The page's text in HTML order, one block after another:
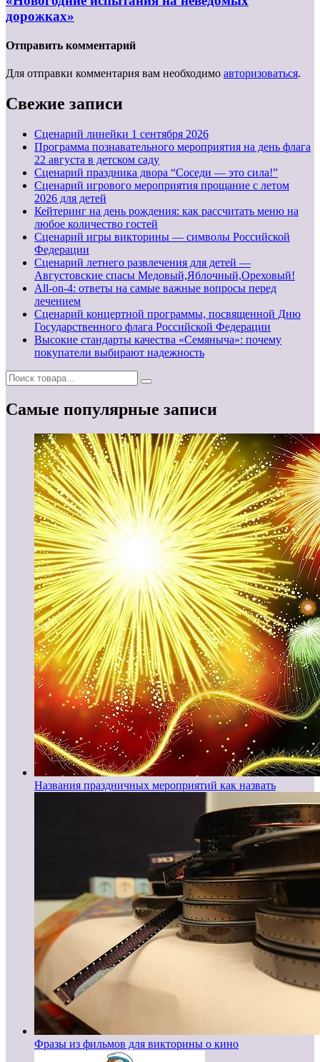
дорожках»
Отправить комментарий
Для отправки комментария вам необходимо авторизоваться.
Свежие записи
Cценарий линейки 1 сентября 2026
Программа познавательного мероприятия на день флага
22 августа в детском саду
Сценарий праздника двора “Соседи — это сила!”
Сценарий игрового мероприятия прощание с летом
2026 для детей
Кейтеринг на день рождения: как рассчитать меню на
любое количество гостей
Сценарий игры викторины — символы Российской
Федерации
Сценарий летнего развлечения для детей —
Августовские спасы Медовый,Яблочный,Ореховый!
All-on-4: ответы на самые важные вопросы перед
лечением
Сценарий концертной программы, посвященной Дню
Государственного флага Российской Федерации
Высокие стандарты качества «Семяныча»: почему
покупатели выбирают надежность
Самые популярные записи
Названия праздничных мероприятий как назвать
Фразы из фильмов для викторины о кино